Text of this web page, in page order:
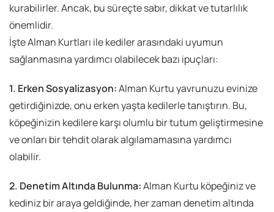
kurabilirler. Ancak, bu süreçte sabır, dikkat ve tutarlılık
önemlidir.
İşte Alman Kurtları ile kediler arasındaki uyumun
sağlanmasına yardımcı olabilecek bazı ipuçları:
1. Erken Sosyalizasyon:Alman Kurtu yavrunuzu evinize
getirdiğinizde, onu erken yaşta kedilerle tanıştırın. Bu,
köpeğinizin kedilere karşı olumlu bir tutum geliştirmesine
ve onları bir tehdit olarak algılamamasına yardımcı
olabilir.
2. Denetim Altında Bulunma:Alman Kurtu köpeğiniz ve
kediniz bir araya geldiğinde, her zaman denetim altında